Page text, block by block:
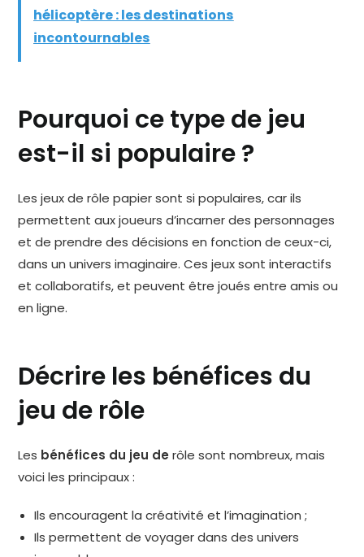
hélicoptère : les destinations
incontournables
Pourquoi ce type de jeu
est-il si populaire ?
Les jeux de rôle papier sont si populaires, car ils
permettent aux joueurs d’incarner des personnages
et de prendre des décisions en fonction de ceux-ci,
dans un univers imaginaire. Ces jeux sont interactifs
et collaboratifs, et peuvent être joués entre amis ou
en ligne.
Décrire les bénéfices du
jeu de rôle
Les bénéfices du jeu de rôle sont nombreux, mais
voici les principaux :
Ils encouragent la créativité et l’imagination ;
Ils permettent de voyager dans des univers